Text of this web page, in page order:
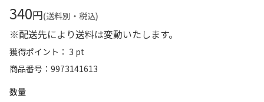
340円(送料別・税込)
※配送先により送料は変動いたします。
獲得ポイント： 3 pt
商品番号
9973141613
数量